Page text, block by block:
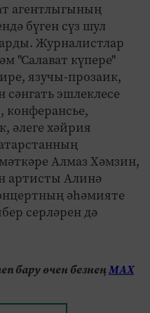
агентлыгының
бүген сүз шул
Журналистлар
"Салават күпере"
язучы-прозаик,
сәнгать эшлеклесе
әлеге хәйрия
Алмаз Хәмзин,
артисты Алинә
әһәмияте
серләрен дә
бару өчен безнеңМАХ